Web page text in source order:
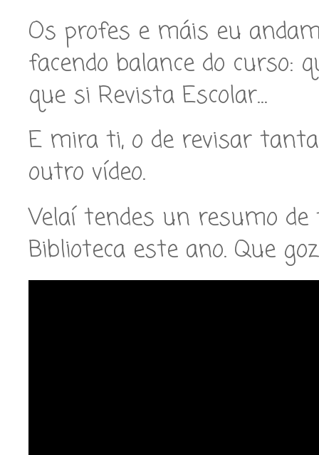
Os profes e máis eu
facendo balance do curso:
que si Revista Escolar…
E mira ti, o de revisar
outro vídeo.
Velaí tendes un resumo
Biblioteca este ano. Que